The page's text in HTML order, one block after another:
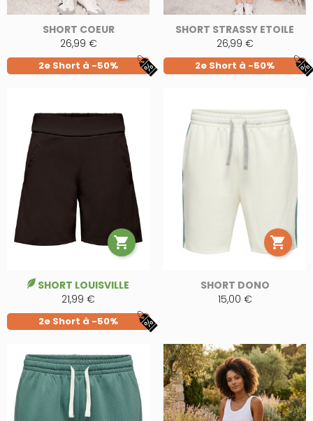
SHORT COEUR
26,99 €
2e Short à -50%
SHORT STRASSY ETOILE
26,99 €
2e Short à -50%

SHORT LOUISVILLE
21,99 €
2e Short à -50%

SHORT DONO
15,00 €